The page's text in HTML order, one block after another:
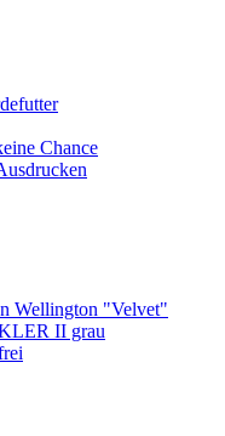
Chance
Wellington "Velvet"
II grau